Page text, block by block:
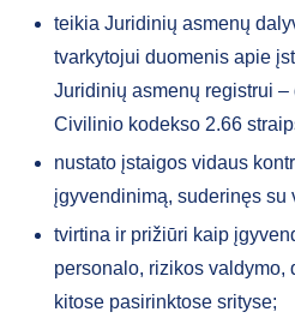
teikia Juridinių asmenų
tvarkytojui duomenis apie
Juridinių asmenų registrui
Civilinio kodekso 2.66
nustato įstaigos vidaus
įgyvendinimą, suderinęs su
tvirtina ir prižiūri kaip
personalo, rizikos valdymo,
kitose pasirinktose srityse;